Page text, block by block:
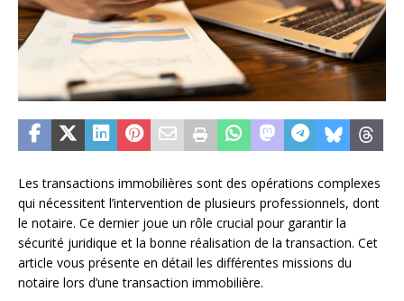
Les transactions immobilières sont des opérations complexes
qui nécessitent l’intervention de plusieurs professionnels, dont
le notaire. Ce dernier joue un rôle crucial pour garantir la
sécurité juridique et la bonne réalisation de la transaction. Cet
article vous présente en détail les différentes missions du
notaire lors d’une transaction immobilière.